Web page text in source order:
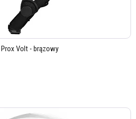
Volt - brązowy